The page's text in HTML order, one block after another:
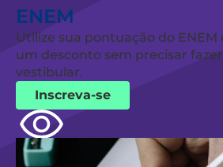
ENEM
Utilize sua pontuação do ENEM
um desconto sem precisar
vestibular.
Inscreva-se